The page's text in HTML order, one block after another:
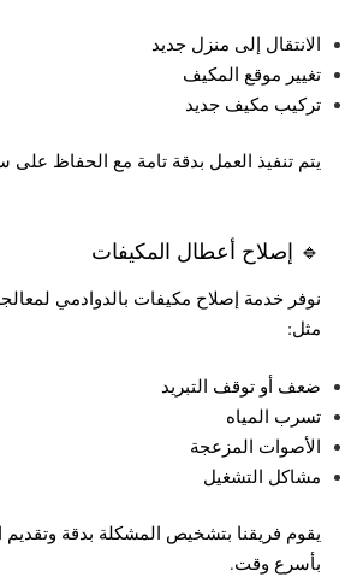
الانتقال إلى منزل جديد
تغيير موقع المكيف
تركيب مكيف جديد
يتم تنفيذ العمل بدقة تامة مع الحفاظ على
🔹 إصلاح أعطال المكيفات
نوفر خدمة إصلاح مكيفات بالدوادمي
مثل:
ضعف أو توقف التبريد
تسرب المياه
الأصوات المزعجة
مشاكل التشغيل
يقوم فريقنا بتشخيص المشكلة بدقة
بأسرع وقت.